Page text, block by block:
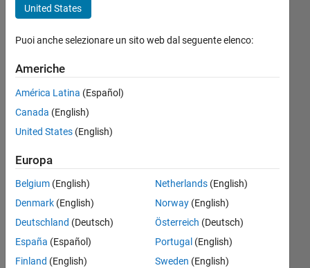
Transfer
H(z)
Bahare
6 Dic
2021
Risposta
9 Dic 2021
42
Visualizzazioni
(30 giorni)
United States
Puoi anche selezionare un sito web dal seguente elenco:
Americhe
América Latina (Español)
Canada (English)
United States (English)
Europa
Belgium (English)
Denmark (English)
Deutschland (Deutsch)
España (Español)
Finland (English)
Netherlands(English)
Norway(English)
Österreich (Deutsch)
Portugal (English)
Sweden (English)